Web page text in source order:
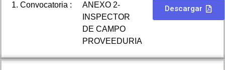
1. Convocatoria :
ANEXO 2-
INSPECTOR
DE CAMPO
PROVEEDURIA
Descargar